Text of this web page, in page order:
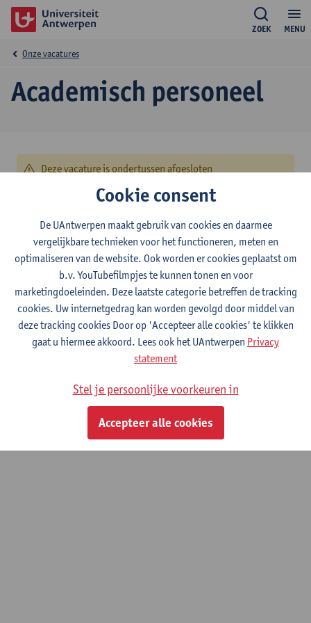
MENU
ZOEK
Academisch personeel
Onze vacatures
Deze vacature is ondertussen afgesloten
Cookie consent
De UAntwerpen maakt gebruik van cookies en daarmee
vergelijkbare technieken voor het functioneren, meten en
optimaliseren van de website. Ook worden er cookies geplaatst om
b.v. YouTubefilmpjes te kunnen tonen en voor
marketingdoeleinden. Deze laatste categorie betreffen de tracking
cookies. Uw internetgedrag kan worden gevolgd door middel van
deze tracking cookies Door op 'Accepteer alle cookies' te klikken
gaat u hiermee akkoord. Lees ook het UAntwerpen Privacy
statement
Stel je persoonlijke voorkeuren in
Accepteer alle cookies